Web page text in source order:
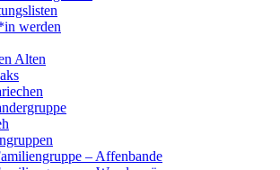
werden
Alten
– Affenbande